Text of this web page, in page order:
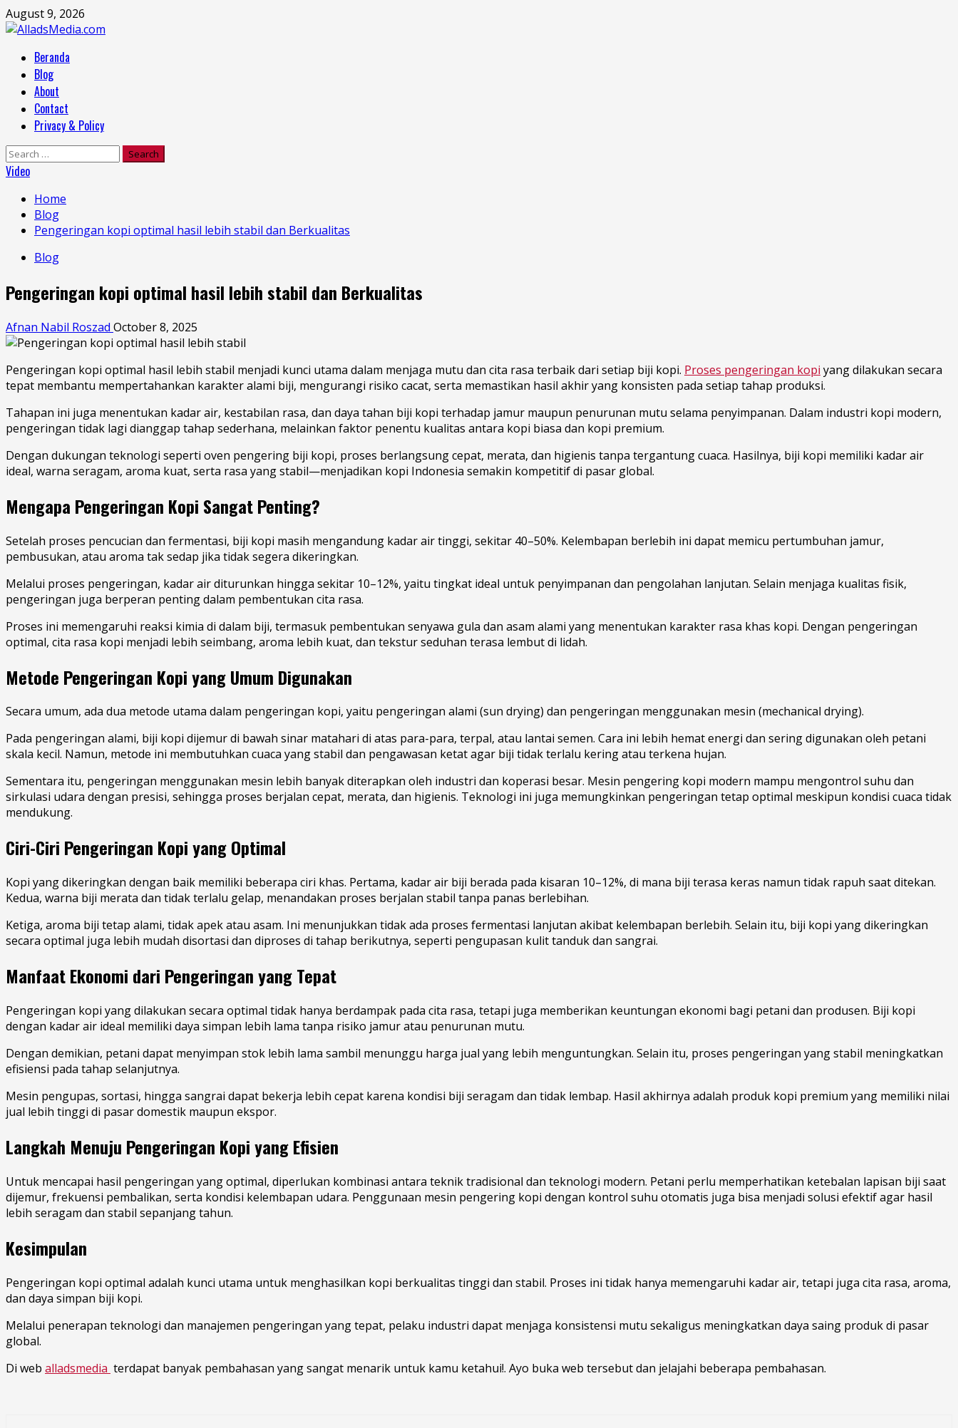
Skip
to
August 9, 2026
MenuBeranda
Blog
About
Contact
Privacy & Policy
Search
for:
Video
Home
Blog
Pengeringan kopi optimal hasil lebih stabil dan Berkualitas
Blog
Pengeringan kopi optimal hasil lebih stabil dan Berkualitas
Afnan Nabil Roszad October 8, 2025
Pengeringan kopi optimal hasil lebih stabil menjadi kunci utama dalam menjaga mutu dan cita rasa terbaik dari setiap biji kopi. Proses pengeringan kopi yang dilakukan secara
tepat membantu mempertahankan karakter alami biji, mengurangi risiko cacat, serta memastikan hasil akhir yang konsisten pada setiap tahap produksi.
Tahapan ini juga menentukan kadar air, kestabilan rasa, dan daya tahan biji kopi terhadap jamur maupun penurunan mutu selama penyimpanan. Dalam industri kopi modern,
pengeringan tidak lagi dianggap tahap sederhana, melainkan faktor penentu kualitas antara kopi biasa dan kopi premium.
Dengan dukungan teknologi seperti oven pengering biji kopi, proses berlangsung cepat, merata, dan higienis tanpa tergantung cuaca. Hasilnya, biji kopi memiliki kadar air
ideal, warna seragam, aroma kuat, serta rasa yang stabil—menjadikan kopi Indonesia semakin kompetitif di pasar global.
Mengapa Pengeringan Kopi Sangat Penting?
Setelah proses pencucian dan fermentasi, biji kopi masih mengandung kadar air tinggi, sekitar 40–50%. Kelembapan berlebih ini dapat memicu pertumbuhan jamur,
pembusukan, atau aroma tak sedap jika tidak segera dikeringkan.
Melalui proses pengeringan, kadar air diturunkan hingga sekitar 10–12%, yaitu tingkat ideal untuk penyimpanan dan pengolahan lanjutan. Selain menjaga kualitas fisik,
pengeringan juga berperan penting dalam pembentukan cita rasa.
Proses ini memengaruhi reaksi kimia di dalam biji, termasuk pembentukan senyawa gula dan asam alami yang menentukan karakter rasa khas kopi. Dengan pengeringan
optimal, cita rasa kopi menjadi lebih seimbang, aroma lebih kuat, dan tekstur seduhan terasa lembut di lidah.
Metode Pengeringan Kopi yang Umum Digunakan
Secara umum, ada dua metode utama dalam pengeringan kopi, yaitu pengeringan alami (sun drying) dan pengeringan menggunakan mesin (mechanical drying).
Pada pengeringan alami, biji kopi dijemur di bawah sinar matahari di atas para-para, terpal, atau lantai semen. Cara ini lebih hemat energi dan sering digunakan oleh petani
skala kecil. Namun, metode ini membutuhkan cuaca yang stabil dan pengawasan ketat agar biji tidak terlalu kering atau terkena hujan.
Sementara itu, pengeringan menggunakan mesin lebih banyak diterapkan oleh industri dan koperasi besar. Mesin pengering kopi modern mampu mengontrol suhu dan
sirkulasi udara dengan presisi, sehingga proses berjalan cepat, merata, dan higienis. Teknologi ini juga memungkinkan pengeringan tetap optimal meskipun kondisi cuaca tidak
mendukung.
Ciri-Ciri Pengeringan Kopi yang Optimal
Kopi yang dikeringkan dengan baik memiliki beberapa ciri khas. Pertama, kadar air biji berada pada kisaran 10–12%, di mana biji terasa keras namun tidak rapuh saat ditekan.
Kedua, warna biji merata dan tidak terlalu gelap, menandakan proses berjalan stabil tanpa panas berlebihan.
Ketiga, aroma biji tetap alami, tidak apek atau asam. Ini menunjukkan tidak ada proses fermentasi lanjutan akibat kelembapan berlebih. Selain itu, biji kopi yang dikeringkan
secara optimal juga lebih mudah disortasi dan diproses di tahap berikutnya, seperti pengupasan kulit tanduk dan sangrai.
Manfaat Ekonomi dari Pengeringan yang Tepat
Pengeringan kopi yang dilakukan secara optimal tidak hanya berdampak pada cita rasa, tetapi juga memberikan keuntungan ekonomi bagi petani dan produsen. Biji kopi
dengan kadar air ideal memiliki daya simpan lebih lama tanpa risiko jamur atau penurunan mutu.
Dengan demikian, petani dapat menyimpan stok lebih lama sambil menunggu harga jual yang lebih menguntungkan. Selain itu, proses pengeringan yang stabil meningkatkan
efisiensi pada tahap selanjutnya.
Mesin pengupas, sortasi, hingga sangrai dapat bekerja lebih cepat karena kondisi biji seragam dan tidak lembap. Hasil akhirnya adalah produk kopi premium yang memiliki nilai
jual lebih tinggi di pasar domestik maupun ekspor.
Langkah Menuju Pengeringan Kopi yang Efisien
Untuk mencapai hasil pengeringan yang optimal, diperlukan kombinasi antara teknik tradisional dan teknologi modern. Petani perlu memperhatikan ketebalan lapisan biji saat
dijemur, frekuensi pembalikan, serta kondisi kelembapan udara. Penggunaan mesin pengering kopi dengan kontrol suhu otomatis juga bisa menjadi solusi efektif agar hasil
lebih seragam dan stabil sepanjang tahun.
Kesimpulan
Pengeringan kopi optimal adalah kunci utama untuk menghasilkan kopi berkualitas tinggi dan stabil. Proses ini tidak hanya memengaruhi kadar air, tetapi juga cita rasa, aroma,
dan daya simpan biji kopi.
Melalui penerapan teknologi dan manajemen pengeringan yang tepat, pelaku industri dapat menjaga konsistensi mutu sekaligus meningkatkan daya saing produk di pasar
global.
Di web alladsmedia terdapat banyak pembahasan yang sangat menarik untuk kamu ketahui!. Ayo buka web tersebut dan jelajahi beberapa pembahasan.